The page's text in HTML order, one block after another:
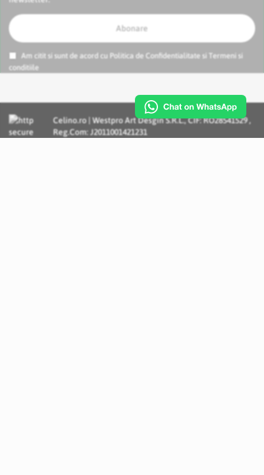
Abonare
Am citit si sunt de acord cu Politica de Confidentialitate si
Termeni si
conditiile
Celino.ro | Westpro Art Desgin S.R.L., CIF: RO28541529 ,
Reg.Com: J2011001421231